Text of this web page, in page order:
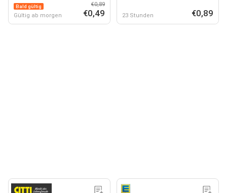
Bald gültig
Gültig ab morgen
€0,89
€0,49 23 Stunden €0,89